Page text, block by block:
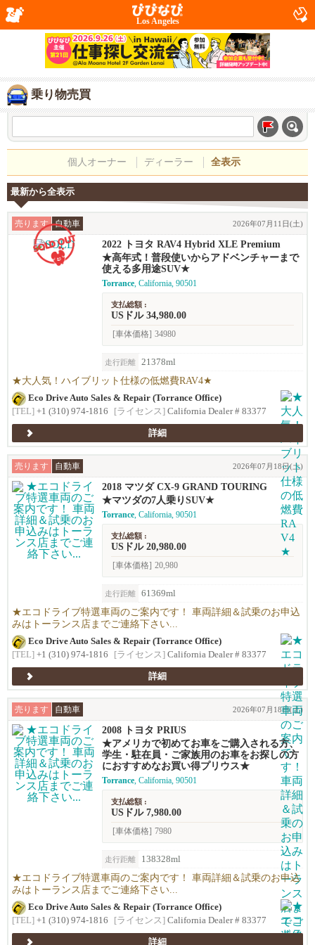
Los Angeles
乗り物売買
個人オーナー ディーラー 全表示
最新から全表示
売ります 自動車 2026年07月11日(土)
2022 トヨタ RAV4 Hybrid XLE Premium
★高年式！普段使いからアドベンチャーまで
使える多用途SUV★
Torrance, California, 90501
支払総額 :
USドル 34,980.00
[車体価格] 34980
走行距離 21378ml
★大人気！ハイブリット仕様の低燃費RAV4★
Eco Drive Auto Sales & Repair (Torrance Office)
[TEL] +1 (310) 974-1816 [ライセンス] California Dealer # 83377
詳細
売ります 自動車 2026年07月18日(土)
2018 マツダ CX-9 GRAND TOURING
★マツダの7人乗りSUV★
Torrance, California, 90501
支払総額 :
USドル 20,980.00
[車体価格] 20,980
走行距離 61369ml
★エコドライブ特選車両のご案内です！ 車両詳細＆試乗のお申込
みはトーランス店までご連絡下さい...
Eco Drive Auto Sales & Repair (Torrance Office)
[TEL] +1 (310) 974-1816 [ライセンス] California Dealer # 83377
詳細
売ります 自動車 2026年07月18日(土)
2008 トヨタ PRIUS
★アメリカで初めてお車をご購入される方、
学生・駐在員・ご家族用のお車をお探しの方
におすすめなお買い得プリウス★
Torrance, California, 90501
支払総額 :
USドル 7,980.00
[車体価格] 7980
走行距離 138328ml
★エコドライブ特選車両のご案内です！ 車両詳細＆試乗のお申込
みはトーランス店までご連絡下さい...
Eco Drive Auto Sales & Repair (Torrance Office)
[TEL] +1 (310) 974-1816 [ライセンス] California Dealer # 83377
詳細